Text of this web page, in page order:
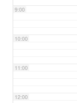
9:00
10:00
11:00
12:00